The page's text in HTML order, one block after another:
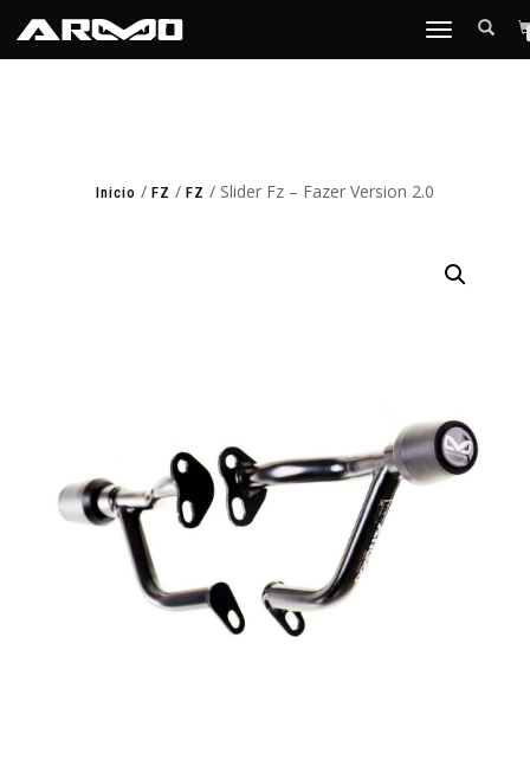
TOGGLE
Inicio / FZ / FZ / Slider Fz – Fazer Version 2.0